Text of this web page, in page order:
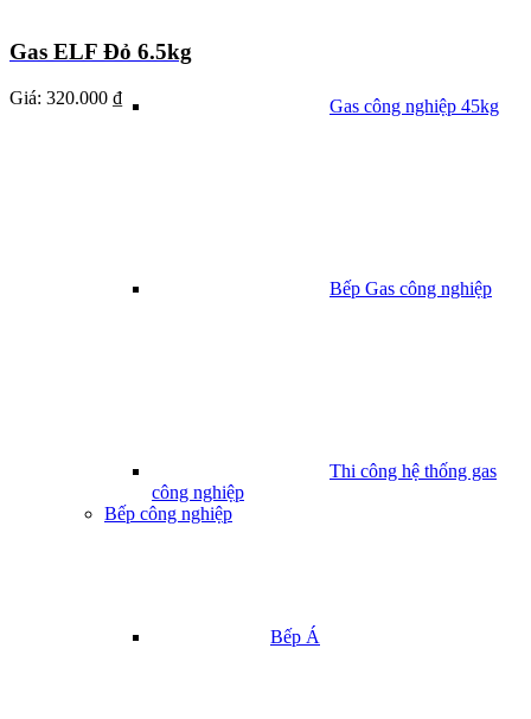
Gas công nghiệp 45kg
Bếp Gas công nghiệp
Thi công hệ thống gas
công nghiệp
Bếp công nghiệp
Bếp Á
Gas ELF Đỏ 6.5kg
Giá: 320.000 ₫